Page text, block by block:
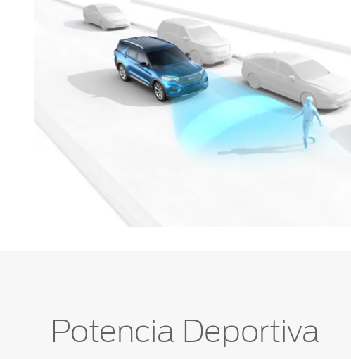
Potencia Deportiva